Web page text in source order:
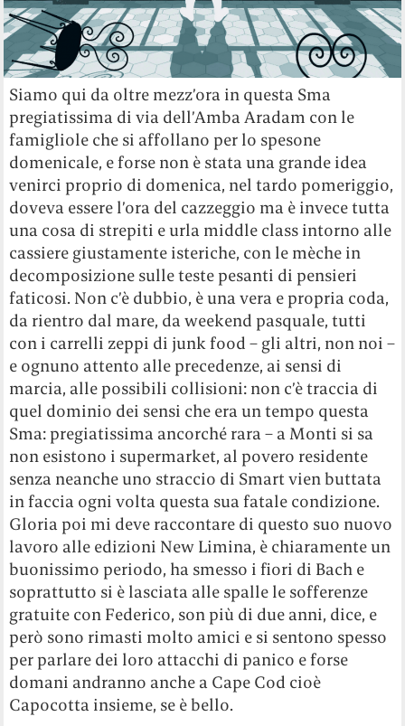
Siamo qui da oltre mezz’ora in questa Sma
pregiatissima di via dell’Amba Aradam con le
famigliole che si affollano per lo spesone
domenicale, e forse non è stata una grande idea
venirci proprio di domenica, nel tardo pomeriggio,
doveva essere l’ora del cazzeggio ma è invece tutta
una cosa di strepiti e urla middle class intorno alle
cassiere giustamente isteriche, con le mèche in
decomposizione sulle teste pesanti di pensieri
faticosi. Non c’è dubbio, è una vera e propria coda,
da rientro dal mare, da weekend pasquale, tutti
con i carrelli zeppi di junk food – gli altri, non noi –
e ognuno attento alle precedenze, ai sensi di
marcia, alle possibili collisioni: non c’è traccia di
quel dominio dei sensi che era un tempo questa
Sma: pregiatissima ancorché rara – a Monti si sa
non esistono i supermarket, al povero residente
senza neanche uno straccio di Smart vien buttata
in faccia ogni volta questa sua fatale condizione.
Gloria poi mi deve raccontare di questo suo nuovo
lavoro alle edizioni New Limina, è chiaramente un
buonissimo periodo, ha smesso i fiori di Bach e
soprattutto si è lasciata alle spalle le sofferenze
gratuite con Federico, son più di due anni, dice, e
però sono rimasti molto amici e si sentono spesso
per parlare dei loro attacchi di panico e forse
domani andranno anche a Cape Cod cioè
Capocotta insieme, se è bello.